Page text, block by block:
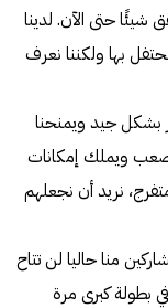
حتى الآن. لدينا
بها ولكننا نعرف
يسير بشكل جيد ويمنحنا
صعب ويملك إمكانات
سنحظى بدعم 60 الف متفرج، نريد أن نجعلهم
منا حاليا لن تتاح
بطولة كبرى مرة